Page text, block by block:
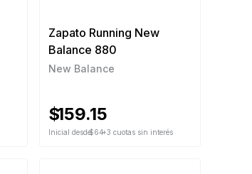
Zapato Running New
Balance 880
New Balance
$159.15
Inicial desde$64+3 cuotas sin interés